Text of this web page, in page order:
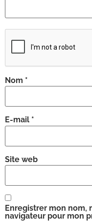
Nom *
E-mail *
Site web
Enregistrer mon nom,
navigateur pour mon